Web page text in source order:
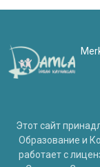
Этот сайт
Образование и
работает с